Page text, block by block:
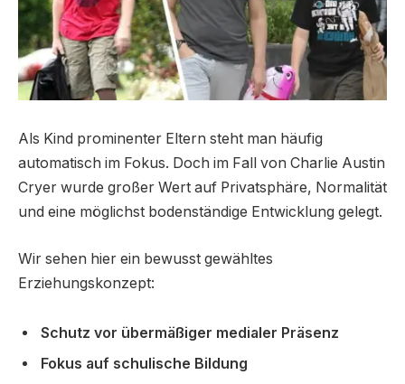
Als Kind prominenter Eltern steht man häufig
automatisch im Fokus. Doch im Fall von Charlie Austin
Cryer wurde großer Wert auf Privatsphäre, Normalität
und eine möglichst bodenständige Entwicklung gelegt.
Wir sehen hier ein bewusst gewähltes
Erziehungskonzept:
Schutz vor übermäßiger medialer Präsenz
Fokus auf schulische Bildung